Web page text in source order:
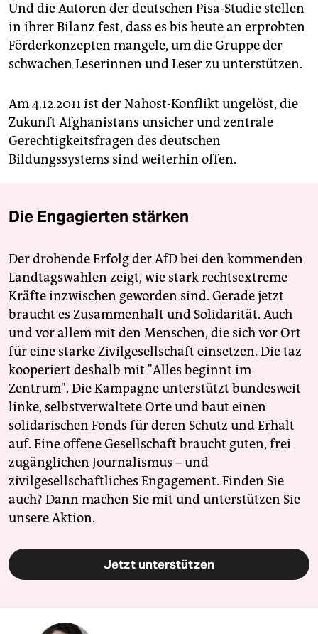
Und die Autoren der deutschen Pisa-Studie stellen
in ihrer Bilanz fest, dass es bis heute an erprobten
Förderkonzepten mangele, um die Gruppe der
schwachen Leserinnen und Leser zu unterstützen.
Am 4.12.2011 ist der Nahost-Konflikt ungelöst, die
Zukunft Afghanistans unsicher und zentrale
Gerechtigkeitsfragen des deutschen
Bildungssystems sind weiterhin offen.
Die Engagierten stärken
Der drohende Erfolg der AfD bei den kommenden
Landtagswahlen zeigt, wie stark rechtsextreme
Kräfte inzwischen geworden sind. Gerade jetzt
braucht es Zusammenhalt und Solidarität. Auch
und vor allem mit den Menschen, die sich vor Ort
für eine starke Zivilgesellschaft einsetzen. Die taz
kooperiert deshalb mit "Alles beginnt im
Zentrum". Die Kampagne unterstützt bundesweit
linke, selbstverwaltete Orte und baut einen
solidarischen Fonds für deren Schutz und Erhalt
auf. Eine offene Gesellschaft braucht guten, frei
zugänglichen Journalismus – und
zivilgesellschaftliches Engagement. Finden Sie
auch? Dann machen Sie mit und unterstützen Sie
unsere Aktion.
Jetzt unterstützen